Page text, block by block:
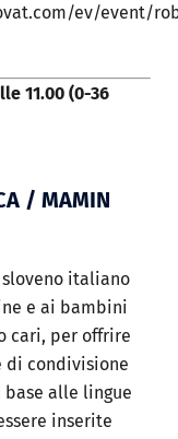
ev/event/
11.00 (0-36
/ MAMIN
italiano
e ai bambini
cari, per offrire
di condivisione
alle lingue
inserite